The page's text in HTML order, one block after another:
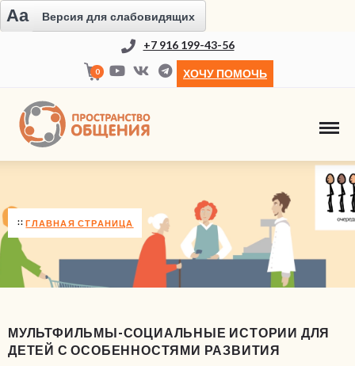
Aa Версия для слабовидящих
+7 916 199-43-56
0 ХОЧУ ПОМОЧЬ
ГЛАВНАЯ СТРАНИЦА
МУЛЬТФИЛЬМЫ-СОЦИАЛЬНЫЕ ИСТОРИИ ДЛЯ
ДЕТЕЙ С ОСОБЕННОСТЯМИ РАЗВИТИЯ